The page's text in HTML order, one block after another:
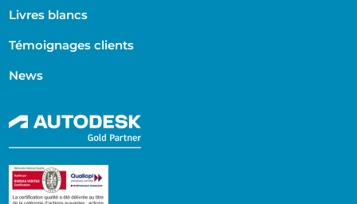
Livres blancs
Témoignages clients
News